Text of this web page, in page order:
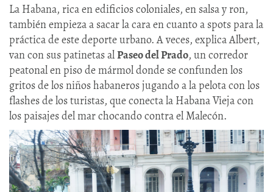
La Habana, rica en edificios coloniales, en salsa y ron,
también empieza a sacar la cara en cuanto a spots para la
práctica de este deporte urbano. A veces, explica Albert,
van con sus patinetas alPaseo del Prado, un corredor
peatonal en piso de mármol donde se confunden los
gritos de los niños habaneros jugando a la pelota con los
flashes de los turistas, que conecta la Habana Vieja con
los paisajes del mar chocando contra el Malecón.